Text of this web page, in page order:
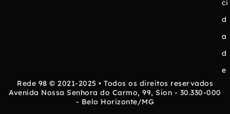
ci
d
a
d
e
Rede 98 © 2021-2025 • Todos os direitos reservados
Avenida Nossa Senhora do Carmo, 99, Sion - 30.330-000
- Belo Horizonte/MG